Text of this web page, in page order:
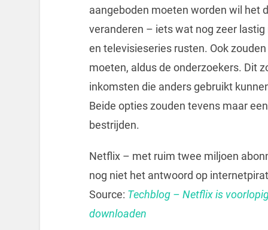
aangeboden moeten worden wil het
veranderen – iets wat nog zeer
en televisieseries rusten. Ook
moeten, aldus de onderzoekers. Dit
inkomsten die anders gebruikt
Beide opties zouden tevens maar
bestrijden.
Netflix – met ruim twee miljoen
nog niet het antwoord op
Source: Techblog – Netflix is
downloaden